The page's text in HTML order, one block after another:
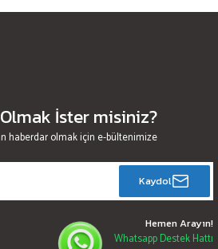
İster misiniz?
haberdar olmak için e-bültenimize
Kaydol
Hemen Arayın!
Whatsapp Destek Hattı